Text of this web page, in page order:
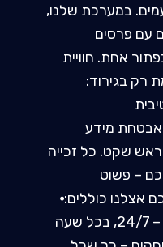
במערכת שלנו,
עם פרסים
אחת. חוויית
רק בגירוד:
מידע
שקט. כל זכייה
– פשוט
אצלנו כוללים:⦁
נגישות מכל מקום ובכל זמן – 24/7, בכל שעה